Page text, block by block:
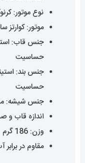
نوع موتور:
موتور: کوارتز
جنس قاب:
حساسیت
جنس بند:
حساسیت
جنس شیشه:
اندازه قاب و صفحه:
وزن: 186 گرم
مقاوم در برابر